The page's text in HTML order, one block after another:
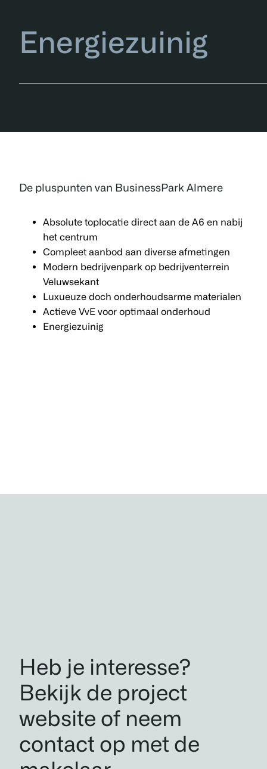
Energiezuinig
De pluspunten van BusinessPark Almere
Absolute toplocatie direct aan de A6 en nabij
het centrum
Compleet aanbod aan diverse afmetingen
Modern bedrijvenpark op bedrijventerrein
Veluwsekant
Luxueuze doch onderhoudsarme materialen
Actieve VvE voor optimaal onderhoud
Energiezuinig
Heb je interesse?
Bekijk de project
website of neem
contact op met de